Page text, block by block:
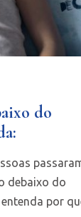
do
debaixo do
por